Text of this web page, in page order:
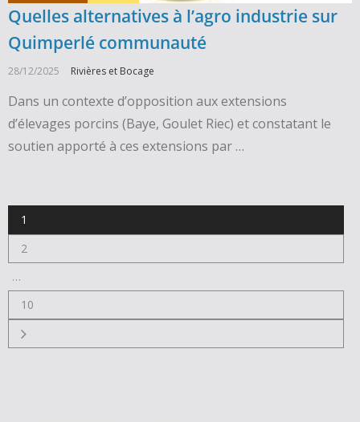
Quelles alternatives à l’agro industrie sur
Quimperlé communauté
28/12/2025 Rivières et Bocage
Dans un contexte d’opposition aux extensions
d’élevages porcins (Baye, Goulet Riec) et constatant le
soutien apporté à ces extensions par …
1
2
…
10